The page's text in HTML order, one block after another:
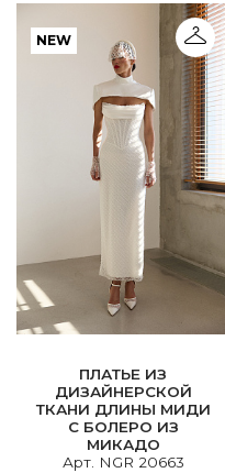
NEW
ПЛАТЬЕ ИЗ
ДИЗАЙНЕРСКОЙ
ТКАНИ ДЛИНЫ МИДИ
С БОЛЕРО ИЗ
МИКАДО
Арт. NGR 20663